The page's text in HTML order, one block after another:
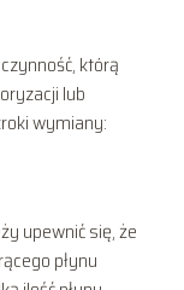
którą
lub
wymiany:
upewnić się, że
płynu